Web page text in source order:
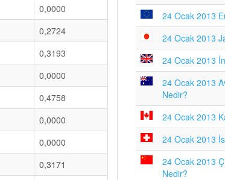
0,0000
0,2724
0,3193
0,0000
0,4758
0,0000
0,0000
0,3171
24 Ocak 2013
24 Ocak 2013
24 Ocak 2013
24 Ocak 2013
Nedir?
24 Ocak 2013
24 Ocak 2013
24 Ocak 2013
Nedir?